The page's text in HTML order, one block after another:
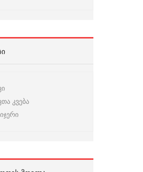
კვება